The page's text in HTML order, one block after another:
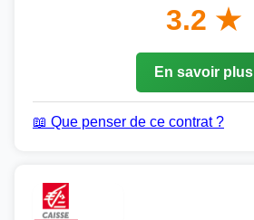
3.2 ★
En savoir plus
📖 Que penser de ce contrat ?